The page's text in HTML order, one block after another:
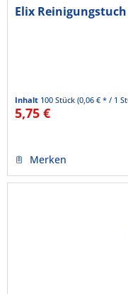
Elix Reinigungstuch
Inhalt 100 Stück(0,06 € * / 1
5,75 €
Merken